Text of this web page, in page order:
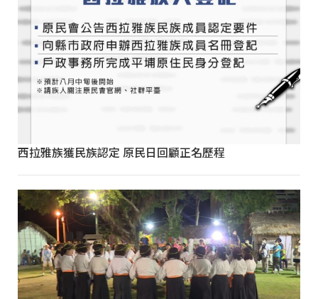
西拉雅族獲民族認定 原民日回顧正名歷程